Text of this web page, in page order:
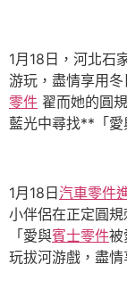
1月18日，河北石
游玩，盡情享用
零件 翟而她的圓
藍光中尋找**「
1月18日 汽車零件
小伴侶在正定圓
「愛與賓士零件被
玩拔河游戲，盡